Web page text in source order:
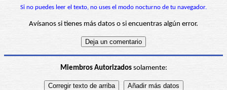
Si no puedes leer el texto, no uses el modo nocturno de tu navegador.
Avísanos si tienes más datos o si encuentras algún error.
Miembros Autorizadossolamente: